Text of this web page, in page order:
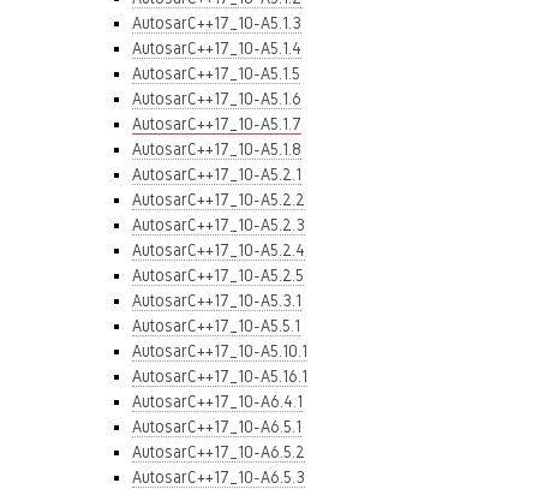
AutosarC++17_10-A5.1.3
AutosarC++17_10-A5.1.4
AutosarC++17_10-A5.1.5
AutosarC++17_10-A5.1.6
AutosarC++17_10-A5.1.7
AutosarC++17_10-A5.1.8
AutosarC++17_10-A5.2.1
AutosarC++17_10-A5.2.2
AutosarC++17_10-A5.2.3
AutosarC++17_10-A5.2.4
AutosarC++17_10-A5.2.5
AutosarC++17_10-A5.3.1
AutosarC++17_10-A5.5.1
AutosarC++17_10-A5.10.1
AutosarC++17_10-A5.16.1
AutosarC++17_10-A6.4.1
AutosarC++17_10-A6.5.1
AutosarC++17_10-A6.5.2
AutosarC++17_10-A6.5.3